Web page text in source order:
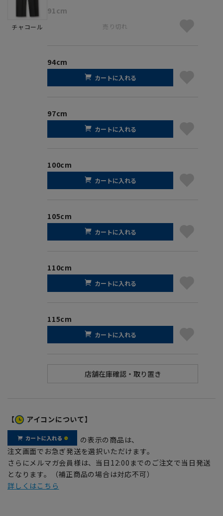
チャコール
91cm
売り切れ
94cm
カートに入れる
97cm
カートに入れる
100cm
カートに入れる
105cm
カートに入れる
110cm
カートに入れる
115cm
カートに入れる
【 アイコンについて】
の表示の商品は、
注文画面でお急ぎ発送を選択いただけます。
さらにメルマガ会員様は、当日12:00までのご注文で当日発送
となります。（補正商品の場合は対応不可）
詳しくはこちら